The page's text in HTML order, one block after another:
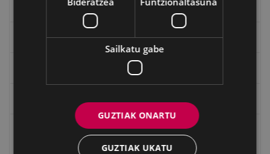
Txostenak eta dokumentuak
EXFIBAR
Eibarko Idazlanen Datu-basea
Sailkatu gabe
GUZTIAK ONARTU
GUZTIAK UKATU